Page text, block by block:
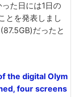
た日には1日の
とを発表しまし
だったと
the digital Olym
four screens